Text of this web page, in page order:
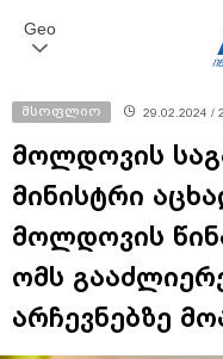
Geo
მსოფლიო 29.02.2024 /
მოლდოვის
მინისტრი
მოლდოვის
ომს
არჩევნებზე